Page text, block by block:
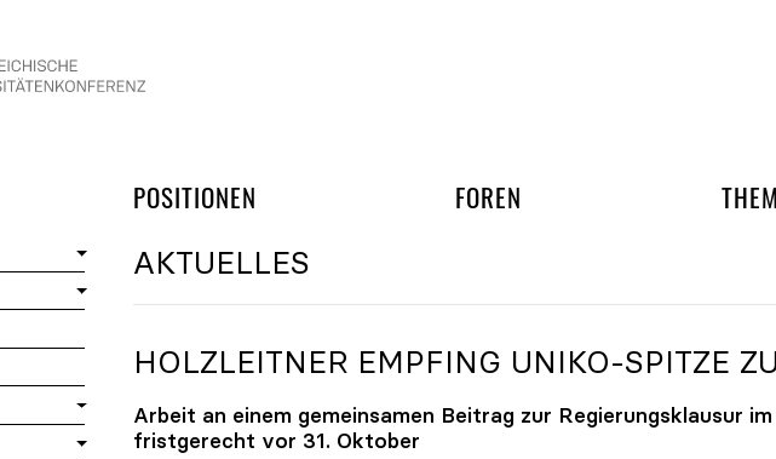
POSITIONEN FOREN UND ARBEITSGRUPPEN
AKTUELLES
HOLZLEITNER EMPFING UNIKO-SPITZE
Arbeit an einem gemeinsamen Beitrag zur Regierungsklausur
fristgerecht vor 31. Oktober